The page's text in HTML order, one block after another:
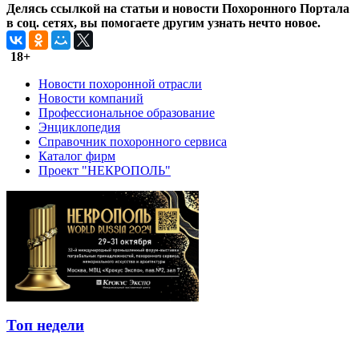
Делясь ссылкой на статьи и новости Похоронного Портала
в соц. сетях, вы помогаете другим узнать нечто новое.
18+
Новости похоронной отрасли
Новости компаний
Профессиональное образование
Энциклопедия
Справочник похоронного сервиса
Каталог фирм
Проект "НЕКРОПОЛЬ"
Топ недели